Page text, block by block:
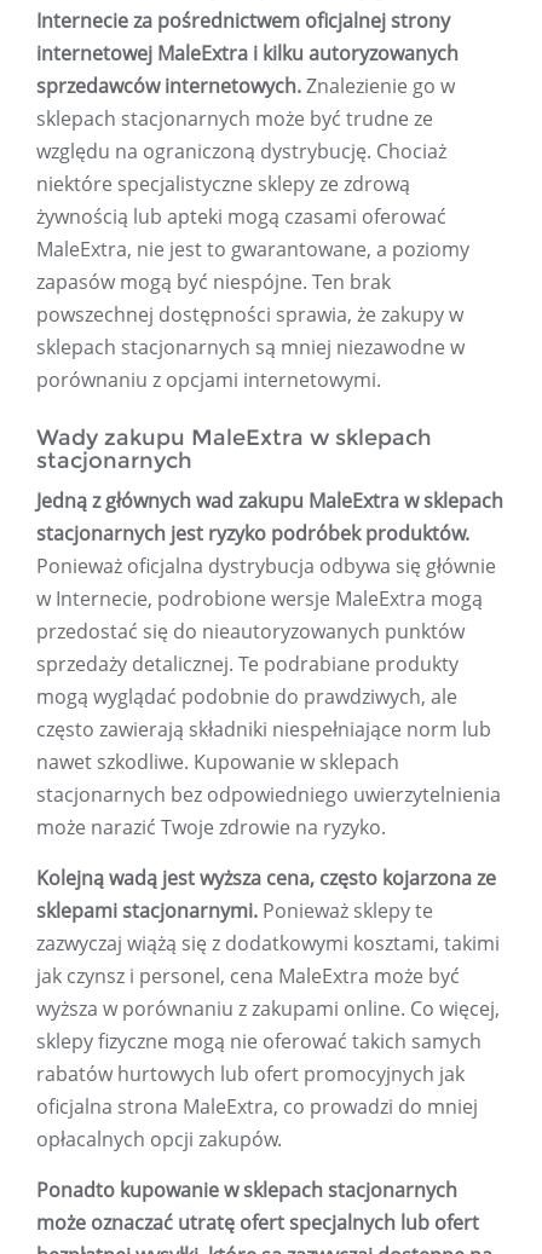
Internecie za pośrednictwem oficjalnej strony
internetowej MaleExtra i kilku autoryzowanych
sprzedawców internetowych.Znalezienie go w
sklepach stacjonarnych może być trudne ze
względu na ograniczoną dystrybucję. Chociaż
niektóre specjalistyczne sklepy ze zdrową
żywnością lub apteki mogą czasami oferować
MaleExtra, nie jest to gwarantowane, a poziomy
zapasów mogą być niespójne. Ten brak
powszechnej dostępności sprawia, że ​​zakupy w
sklepach stacjonarnych są mniej niezawodne w
porównaniu z opcjami internetowymi.
Wady zakupu MaleExtra w sklepach
stacjonarnych
Jedną z głównych wad zakupu MaleExtra w sklepach
stacjonarnych jest ryzyko podróbek produktów.
Ponieważ oficjalna dystrybucja odbywa się głównie
w Internecie, podrobione wersje MaleExtra mogą
przedostać się do nieautoryzowanych punktów
sprzedaży detalicznej. Te podrabiane produkty
mogą wyglądać podobnie do prawdziwych, ale
często zawierają składniki niespełniające norm lub
nawet szkodliwe. Kupowanie w sklepach
stacjonarnych bez odpowiedniego uwierzytelnienia
może narazić Twoje zdrowie na ryzyko.
Kolejną wadą jest wyższa cena, często kojarzona ze
sklepami stacjonarnymi. Ponieważ sklepy te
zazwyczaj wiążą się z dodatkowymi kosztami, takimi
jak czynsz i personel, cena MaleExtra może być
wyższa w porównaniu z zakupami online. Co więcej,
sklepy fizyczne mogą nie oferować takich samych
rabatów hurtowych lub ofert promocyjnych jak
oficjalna strona MaleExtra, co prowadzi do mniej
opłacalnych opcji zakupów.
Ponadto kupowanie w sklepach stacjonarnych
może oznaczać utratę ofert specjalnych lub ofert